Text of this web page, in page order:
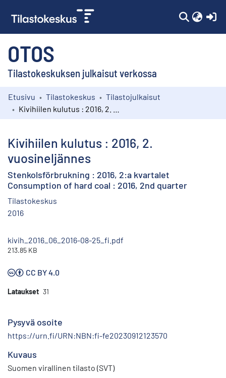
OTOS
Tilastokeskuksen julkaisut verkossa
Kokoelmat
Etusivu Tilastokeskus
Tilastojulkaisut
Kivihiilen kulutus : 2016, 2.
vuosineljännes
Stenkolsförbrukning : 2016, 2:a kvartalet
Consumption of hard coal : 2016, 2nd quarter
Tilastokeskus
2016
kivih_2016_06_2016-08-25_fi.pdf
213.85 KB
CC BY 4.0
Lataukset 31
Pysyvä osoite
https://urn.fi/URN:NBN:fi-fe20230912123570
Kuvaus
Suomen virallinen tilasto (SVT)